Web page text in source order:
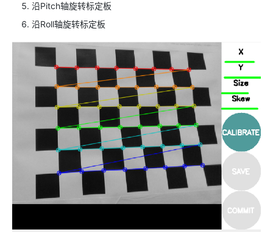
沿Pitch轴旋转标定板
沿Roll轴旋转标定板